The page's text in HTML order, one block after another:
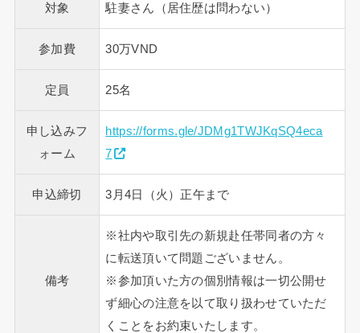
対象 駐妻さん（居住歴は問わない）
参加費 30万VND
定員 25名
申し込みフ
ォーム
https://forms.gle/JDMg1TWJKqSQ4eca
7
申込締切 3月4日（火）正午まで
備考
※社内や取引先の新規赴任帯同者の方々
に転送頂いて問題ございません。
※参加頂いた方の個別情報は一切公開せ
ず細心の注意を以て取り扱わせていただ
くことをお約束いたします。